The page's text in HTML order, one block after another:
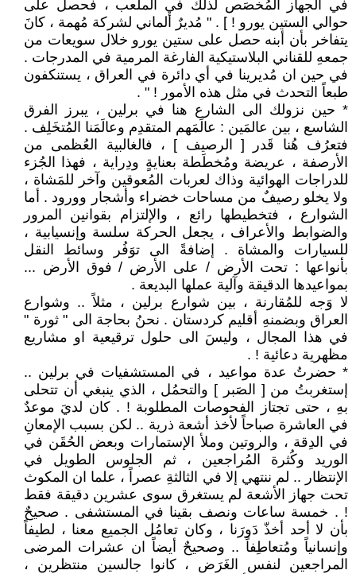
في الجهاز المُخصَص لذلك في الملعب ، فحصل على
حوالي الستين يورو ! ] . " مُديرٌ ألماني لشركة مُهمة ، كانَ
يتفاخر بأن أبنه حصل على ستين يورو خلال سويعات من
جمعهِ للقناني البلاستيكية الفارغة المرمية في المدرجات .
في حين ان مُديرينا في أي دائرة في العراق ، يستنكفون
طبعاً التحدث في مثل هذه الأمور ! " .
* حين نزولك الى الشارع هنا في برلين ، يبرز الفرق
الشاسع ، بين عالمَين : عالَمَهم المتقدِم وعالَمَنا المُتخَلِف .
فتعرُف هُنا قَدر [ الرصيف ] ، فالغالبية العُظمى من
الأرصفة ، عريضة ومُخطَطة بعنايةٍ ودِراية ، فهذا الجُزء
للدراجات الهوائية وذاك لعربات المُعوقين وآخر للمَشاة ،
ولا يخلو رصيفٌ من مساحات خضراء وأشجار وورود . أما
الشوارع ، فتخطيطها رائع ، والإلتزام بقوانين المرور
والضوابط والأعراف ، يجعل الحركة سلسة وإنسيابية ،
للسيارات والمشاة . إضافةً الى توَفُر وسائط النقل
بأنواعها : تحت الأرض / على الأرض / فوق الأرض ...
بمواعيدها الدقيقة وآلية عملها البديعة .
لا وَجه للمُقارنة ، بين شوارع برلين ، مثلاً .. وشوارع
العراق وبضمنهِ أقليم كردستان . نحنُ بحاجة الى " ثورة "
في هذا المجال ، وليسَ الى حلول ترقيعية او مشاريع
مظهرية دعائية ! .
* حضرتُ عدة مواعيد ، في المستشفيات في برلين ..
إستغربتُ من [ الصَبر ] والتحمُل ، الذي ينبغي أن تتحلى
بهِ ، حتى تجتاز الفحوصات المطلوبة ! . كان لديَ موعدٌ
في العاشرة صباحاً لأخذ أشعة ذرية .. لكن بسبب الإمعانِ
في الدِقة ، والروتين وملأ الإستمارات وبعض الحُقَن في
الوريد وكُثرة المُراجعين ، ثم الجلوس الطويل في
الإنتظار .. لم ننتهي إلا في الثالثةِ عصراً ، علما ان المكوث
تحت جهاز الأشعة لم يستغرق سوى عشرين دقيقة فقط
! . خمسة ساعات ونصف بقينا في المستشفى . صحيحٌ
بأن لا أحد أخذّ دَورَنا ، وكان تعامُل الجميع معنا ، لطيفاً
وإنسانياً ومُتعاطِفاً .. وصحيحٌ أيضاً ان عشرات المرضى
المراجعين لنفس الغَرَض ، كانوا جالسين منتظرين ،